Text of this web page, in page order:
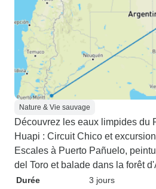
Nature & Vie sauvage
Découvrez les eaux limpides du
Huapi : Circuit Chico et
Escales à Puerto Pañuelo,
del Toro et balade dans la forêt
Durée
3 jours